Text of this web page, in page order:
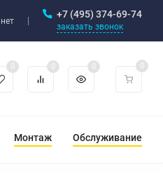
+7 (495) 374-69-74
заказать звонок
0 0 0 0
Монтаж Обслуживание